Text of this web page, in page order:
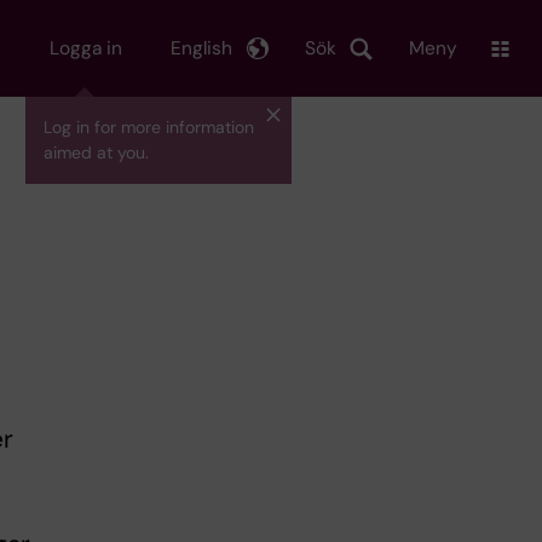
Logga in
Log in for more information
aimed at you.
Sök
English Meny